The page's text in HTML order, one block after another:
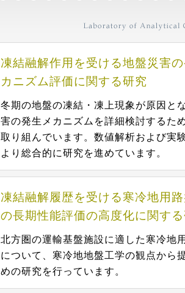
凍結融解作用を受ける地盤災害
カニズム評価に関する研究
冬期の地盤の凍結・凍上現象が原因と
害の発生メカニズムを詳細検討するた
取り組んでいます。数値解析および実
より総合的に研究を進めています。
凍結融解履歴を受ける寒冷地用
の長期性能評価の高度化に関す
北方圏の運輸基盤施設に適した寒冷地
について、寒冷地地盤工学の観点から
めの研究を行っています。